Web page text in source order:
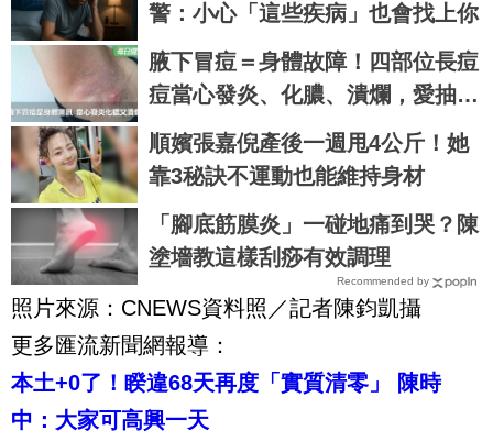
警：小心「這些疾病」也會找上你
腋下冒痘＝身體故障！四部位長痘
痘當心發炎、化膿、潰爛，愛抽菸
和肥胖者更要小心｜每日健康 Hea
lth
順嬪張嘉倪產後一週甩4公斤！她
靠3秘訣不運動也能維持身材
「腳底筋膜炎」一碰地痛到哭？陳
塗墻教這樣刮痧有效調理
Recommended by
照片來源：CNEWS資料照／記者陳鈞凱攝
更多匯流新聞網報導：
本土+0了！睽違68天再度「實質清零」 陳時
中：大家可高興一天